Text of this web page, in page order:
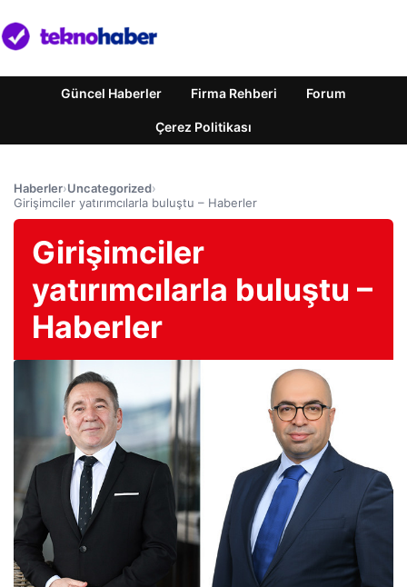
Güncel Haberler Firma Rehberi Forum
Çerez Politikası
Haberler›Uncategorized›
Girişimciler yatırımcılarla buluştu – Haberler
Girişimciler
yatırımcılarla buluştu –
Haberler